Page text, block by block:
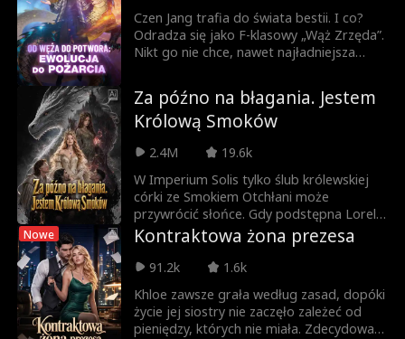
prześladowana i wyśmiewana.
Czen Jang trafia do świata bestii. I co?
Odradza się jako F-klasowy „Wąż Zrzęda”.
Nikt go nie chce, nawet najładniejsza
za nic. Wszyscy się z niego śmieją. Na
ostatnim dechu odpala system – pożera i
ewoluuje. Z cienia wilka, przez węża, przez
Smokiem Stwórcy, przed którym cały
świat drży. Potem przychodzi apokalipsa,
bestie atakują. Czen Jang łączy siły z
ludźmi. W ogniu walki pożera samych
bogów i pnie się na szczyt.
Za późno na błagania. Jestem
Królową Smoków
2.4M
19.6k
W Imperium Solis tylko ślub królewskiej
córki ze Smokiem Otchłani może
przywrócić słońce. Gdy podstępna Lorelei
odbiera księżniczce Dianie miłość braci, ci
porzucają ją i składają w ofierze bestii.
Prawda wychodzi na jaw za późno –
Nowe Kontraktowa żona prezesa
91.2k
1.6k
Khloe zawsze grała według zasad, dopóki
życie jej siostry nie zaczęło zależeć od
pieniędzy, których nie miała. Zdecydowała